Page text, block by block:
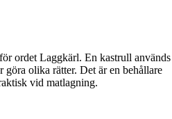
ordet Laggkärl. En kastrull används
olika rätter. Det är en behållare
vid matlagning.